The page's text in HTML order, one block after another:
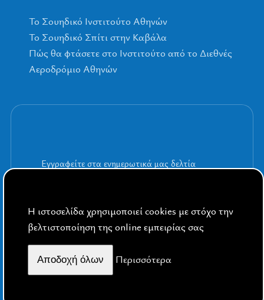
To Σουηδικό Ινστιτούτο Αθηνών
Το Σουηδικό Σπίτι στην Καβάλα
Πώς θα φτάσετε στο Ινστιτούτο από το Διεθνές
Αεροδρόμιο Αθηνών
Εγγραφείτε στα ενημερωτικά μας δελτία
By Public Sphere
Η ιστοσελίδα χρησιμοποιεί cookies με στόχο την
βελτιστοποίηση της online εμπειρίας σας
Aποδοχή όλων Περισσότερα